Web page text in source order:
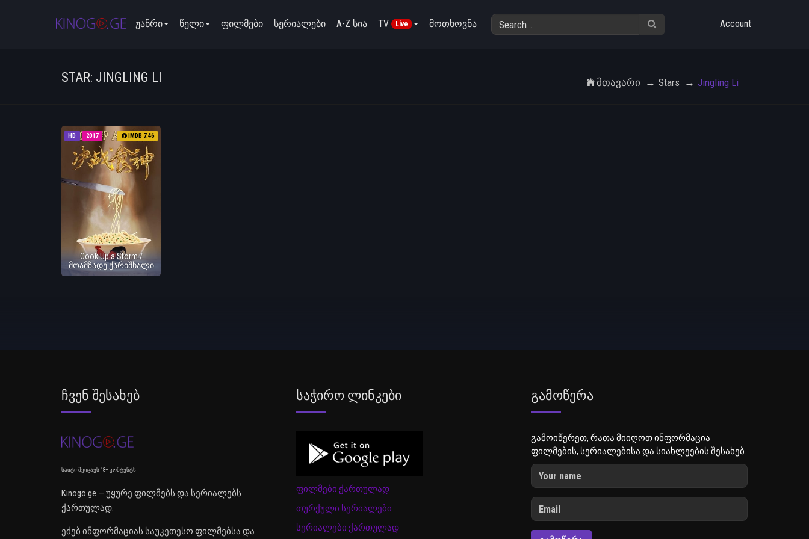
ჟანრი წელი ფილმები სერიალები A-Z სია TV Live მოთხოვნა Account
STAR: JINGLING LI Მთავარი Stars Jingling Li
HD 2017 IMDB 7.46
Cook Up a Storm /
მოამზადე ქარიშხალი
Ჩვენ Შესახებ
საიტი შეიცავს 18+ კონტენტს
Kinogo.ge — უყურე ფილმებს და სერიალებს
ქართულად.
ეძებ ინფორმაციას საუკეთესო ფილმებსა და
Საჭირო Ლინკები
ფილმები ქართულად
თურქული სერიალები
სერიალები ქართულად
Გამოწერა
გამოიწერეთ, რათა მიიღოთ ინფორმაცია
ფილმების, სერიალებისა და სიახლეების შესახებ.